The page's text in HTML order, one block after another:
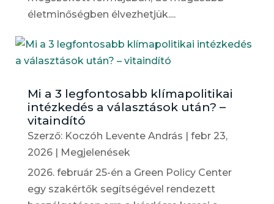
életminőségben élvezhetjük....
Mi a 3 legfontosabb klímapolitikai
intézkedés a választások után? –
vitaindító
Szerző: Koczóh Levente András | febr 23,
2026| Megjelenések
2026. február 25-én a Green Policy Center
egy szakértők segítségével rendezett